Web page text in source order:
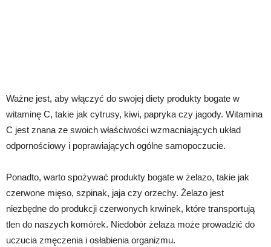
Ważne jest, aby włączyć do swojej diety produkty bogate w
witaminę C, takie jak cytrusy, kiwi, papryka czy jagody. Witamina
C jest znana ze swoich właściwości wzmacniających układ
odpornościowy i poprawiających ogólne samopoczucie.
Ponadto, warto spożywać produkty bogate w żelazo, takie jak
czerwone mięso, szpinak, jaja czy orzechy. Żelazo jest
niezbędne do produkcji czerwonych krwinek, które transportują
tlen do naszych komórek. Niedobór żelaza może prowadzić do
uczucia zmęczenia i osłabienia organizmu.